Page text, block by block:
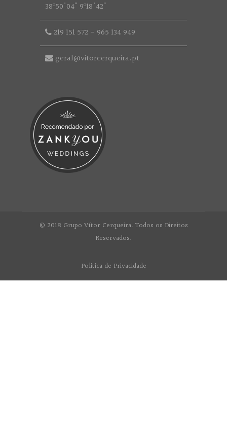
38º50'04" 9º18'42"
219 151 572 - 965 134 949
geral@vitorcerqueira.pt
© 2018 Grupo Vítor Cerqueira. Todos os Direitos
Reservados.
Politica de Privacidade